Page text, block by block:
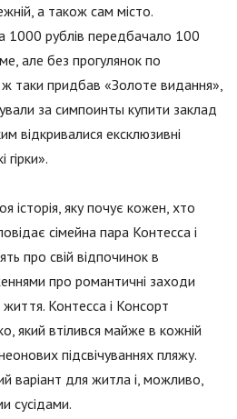
а також сам місто.
1000 рублів передбачало 100
але без прогулянок по
таки придбав «Золоте видання»,
за симпоинты купити заклад
відкривалися ексклюзивні
гірки».
історія, яку почує кожен, хто
сімейна пара Контесса і
про свій відпочинок в
про романтичні заходи
життя. Контесса і Консорт
який втілився майже в кожній
підсвічуваннях пляжу.
варіант для житла і, можливо,
сусідами.